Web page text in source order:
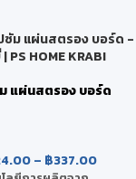
ด่น และได้รับการ
ผู้ใช้งานเป็นอย่างดี
แผ่นสตรอง บอร์ด
– ฿337.00